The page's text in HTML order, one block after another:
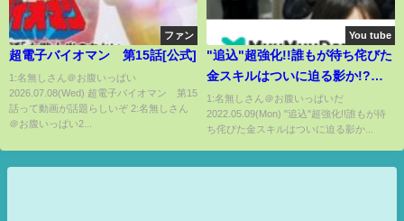
ファン
超電子バイオマン 第15話[公式]
1:名無しさん＠お腹いっぱい
2026.07.08(Wed) 超電子バイオマン 第15
話って動画が話題らしいぞ 2:名無しさん
＠お腹いっぱい2...
You tube
"追込"超強化!!誰もが待ち侘びた
金スキルはついに迫る影か!?シ
ービーは性能化けるぞ!!新ガチャ
性能予想【ウマ娘 育成 サポカ タ
ウラス杯 ミスターシービー アイ
1:名無しさん＠お腹いっぱいだ
2022.05.09(Mon) "追込"超強化!!誰もが待
ち侘びた金スキルはついに迫る影か...